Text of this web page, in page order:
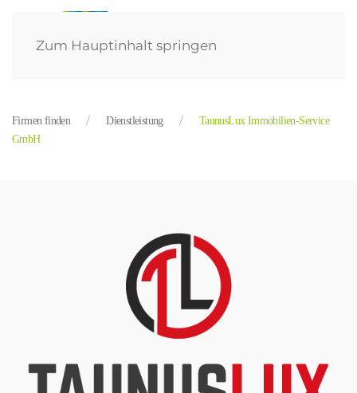
Zum Hauptinhalt springen
Firmen finden Dienstleistung
TaunusLux Immobilien-Service
GmbH